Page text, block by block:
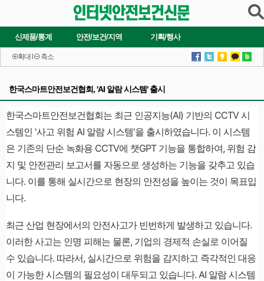
신제품/통계 안전/보건/지역 기획/행사
확대 축소
한국스마트안전보건협회, 'AI 알람 시스템' 출시
한국스마트안전보건협회는 최근 인공지능(AI) 기반의 CCTV 시
스템인 '사고 위험 AI 알람 시스템'을 출시하였습니다. 이 시스템
은 기존의 단순 녹화용 CCTV에 챗GPT 기능을 통합하여, 위험 감
지 및 안전관리 보고서를 자동으로 생성하는 기능을 갖추고 있습
니다. 이를 통해 실시간으로 현장의 안전성을 높이는 것이 목표입
니다.
최근 산업 현장에서의 안전사고가 빈번하게 발생하고 있습니다.
이러한 사고는 인명 피해는 물론, 기업의 경제적 손실로 이어질
수 있습니다. 따라서, 실시간으로 위험을 감지하고 즉각적인 대응
이 가능한 시스템의 필요성이 대두되고 있습니다. AI 알람 시스템